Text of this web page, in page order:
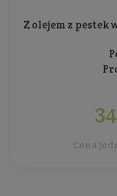
Z olejem z
Cena